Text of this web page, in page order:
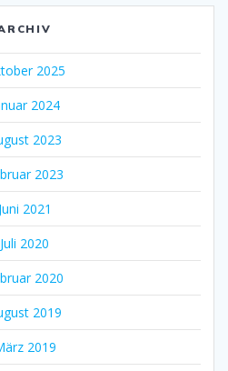
2025
2024
2023
2023
Juni 2021
Juli 2020
2020
2019
2019